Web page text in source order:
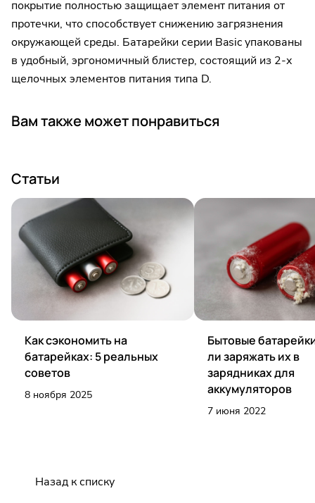
покрытие полностью защищает элемент питания от
протечки, что способствует снижению загрязнения
окружающей среды. Батарейки серии Basic упакованы
в удобный, эргономичный блистер, состоящий из 2-х
щелочных элементов питания типа D.
Вам также может понравиться
Статьи
Как сэкономить на
батарейках: 5 реальных
советов
8 ноября 2025
Бытовые
ли заряжать их в
зарядниках для
аккумуляторов
7 июня 2022
Назад к списку